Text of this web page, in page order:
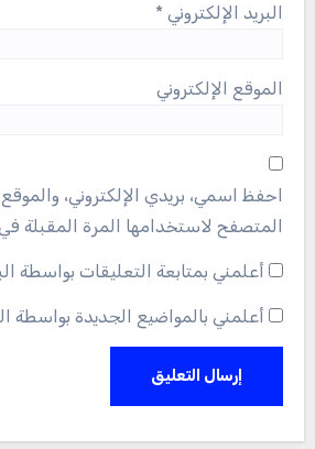
البريد الإلكتروني *
الموقع الإلكتروني
احفظ اسمي، بريدي الإلكتروني،
المتصفح لاستخدامها المرة المقبلة
أعلمني بمتابعة التعليقات بواسطة
أعلمني بالمواضيع الجديدة بواسطة